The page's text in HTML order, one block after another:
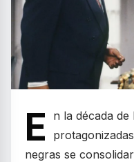
E
n la década
negras se